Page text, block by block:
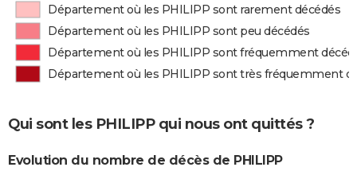
Département où les PHILIPP sont rarement décédés
Département où les PHILIPP sont peu décédés
Département où les PHILIPP sont fréquemment
Département où les PHILIPP sont très fréquemment
Qui sont les PHILIPP qui nous ont quittés ?
Evolution du nombre de décès de PHILIPP